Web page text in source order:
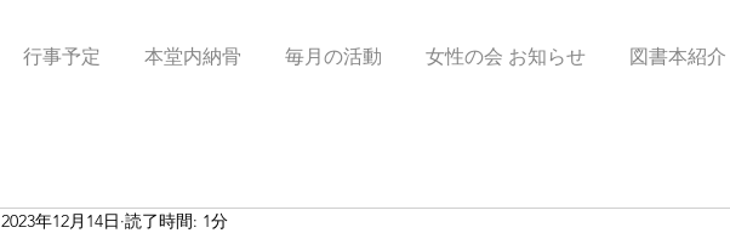
行事予定 本堂内納骨 毎月の活動 女性の会 お知らせ 図書本紹介
2023年12月14日 読了時間: 1分